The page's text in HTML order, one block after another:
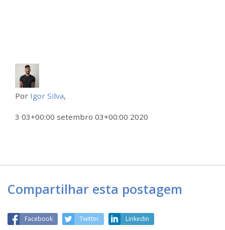
Por Igor Silva,
3 03+00:00 setembro 03+00:00 2020
Compartilhar esta postagem
Facebook Twitter Linkedin